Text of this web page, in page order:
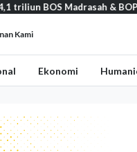
& BOP tahap II segera
Kami
Ekonomi